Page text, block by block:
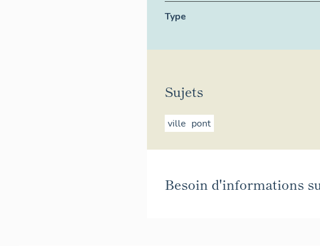
Type
Sujets
ville pont
Besoin d'informations